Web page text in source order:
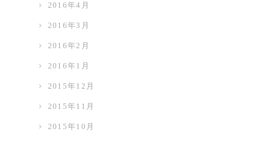
2016年4月
2016年3月
2016年2月
2016年1月
2015年12月
2015年11月
2015年10月